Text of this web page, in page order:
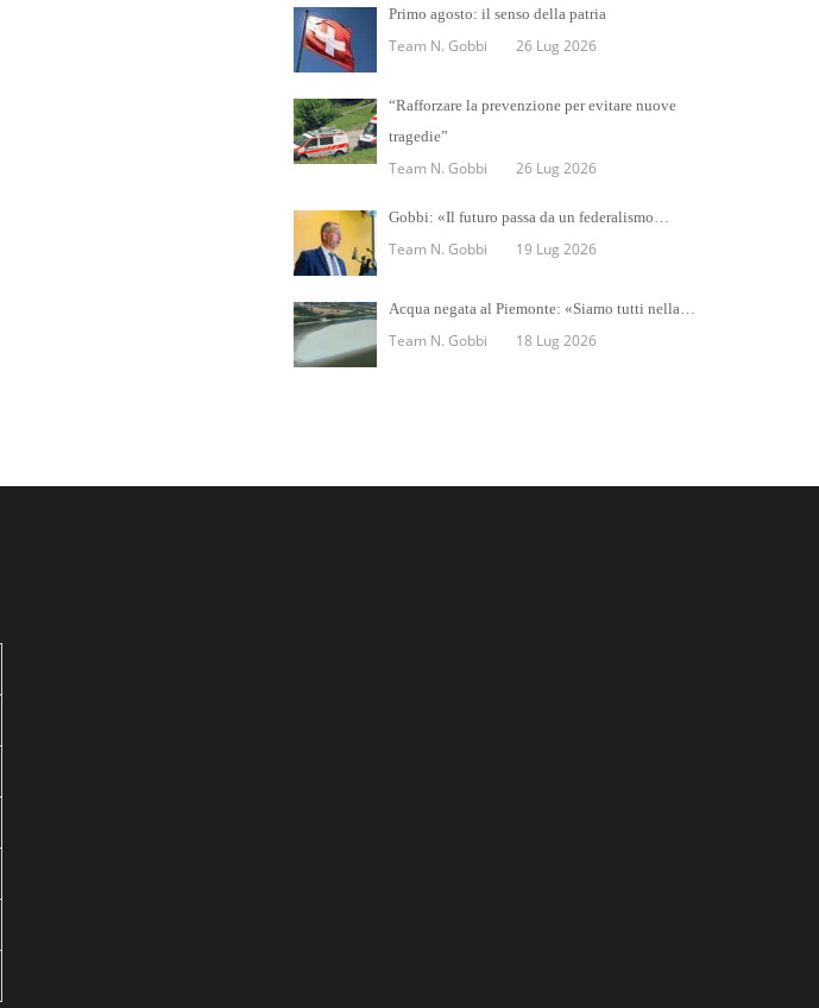
Primo agosto: il senso della patria
Team N. Gobbi 26 Lug 2026
“Rafforzare la prevenzione per evitare nuove
tragedie”
Team N. Gobbi 26 Lug 2026
Gobbi: «Il futuro passa da un federalismo…
Team N. Gobbi 19 Lug 2026
Acqua negata al Piemonte: «Siamo tutti nella…
Team N. Gobbi 18 Lug 2026